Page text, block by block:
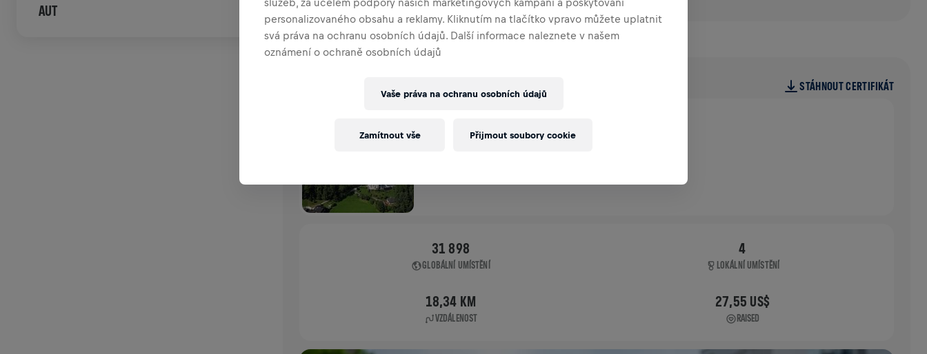
AUT
HISTORIE
WINGS FOR LIFE WORLD RUN STÁHNOUT CERTIFIKÁT
UNKEN
31 898
GLOBÁLNÍ UMÍSTĚNÍ
4
LOKÁLNÍ UMÍSTĚNÍ
18,34 KM
VZDÁLENOST
27,55 US$
RAISED
služeb, za účelem podpory našich marketingových kampaní a poskytování
personalizovaného obsahu a reklamy. Kliknutím na tlačítko vpravo můžete uplatnit
svá práva na ochranu osobních údajů. Další informace naleznete v našem
oznámení o ochraně osobních údajů
Vaše práva na ochranu osobních údajů
Zamítnout vše Přijmout soubory cookie